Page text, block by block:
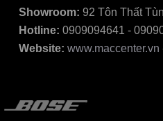
Showroom: 92 Tôn Thất
Hotline: 0909094641 -
Website: www.maccenter.vn